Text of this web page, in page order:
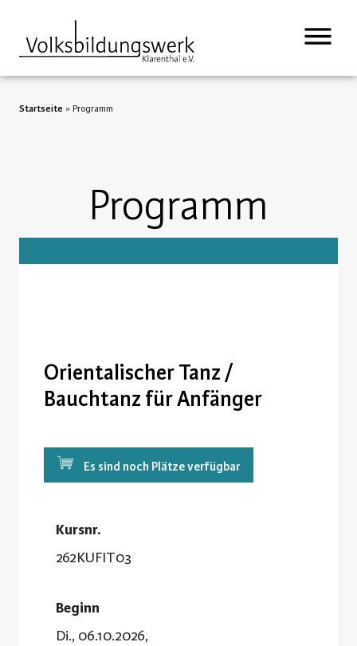
Startseite » Programm
Programm
Orientalischer Tanz /
Bauchtanz für Anfänger
Es sind noch Plätze verfügbar
Kursnr.
262KUFIT03
Beginn
Di., 06.10.2026,